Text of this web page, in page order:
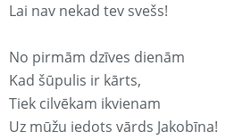
Lai nav nekad tev svešs!
No pirmām dzīves dienām
Kad šūpulis ir kārts,
Tiek cilvēkam ikvienam
Uz mūžu iedots vārds Jakobīna!